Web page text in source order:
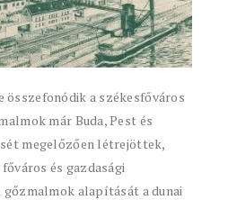
a székesfőváros
már Buda, Pest és
megelőzően létrejöttek,
és gazdasági
gőzmalmok alapítását a dunai